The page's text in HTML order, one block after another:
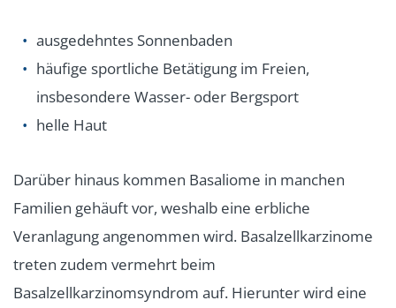
ausgedehntes Sonnenbaden
häufige sportliche Betätigung im Freien,
insbesondere Wasser- oder Bergsport
helle Haut
Darüber hinaus kommen Basaliome in manchen
Familien gehäuft vor, weshalb eine erbliche
Veranlagung angenommen wird. Basalzellkarzinome
treten zudem vermehrt beim
Basalzellkarzinomsyndrom auf. Hierunter wird eine